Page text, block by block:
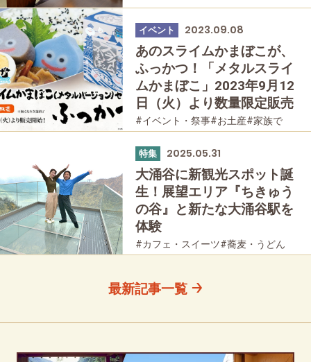
#友人グループで#宿泊#グルメ
イベント 2023.09.08
あのスライムかまぼこが、
ふっかつ！「メタルスライ
ムかまぼこ」2023年9月12
日（火）より数量限定販売
#イベント・祭事#お土産#家族で
#友人グループで
特集 2025.05.31
大涌谷に新観光スポット誕
生！展望エリア『ちきゅう
の谷』と新たな大涌谷駅を
体験
#カフェ・スイーツ#蕎麦・うどん
#カレー#お土産#PR#体験#大涌谷
#母と娘で
最新記事一覧